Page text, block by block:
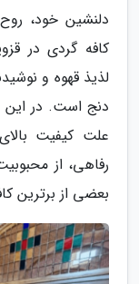
دلنشین خود،
کافه گردی در
لذیذ قهوه و
دنج است. در
علت کیفیت
رفاهی، از
بعضی از برترین